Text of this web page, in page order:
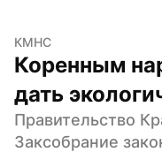
КМНС
Коренным
дать
Правительство
Заксобрание